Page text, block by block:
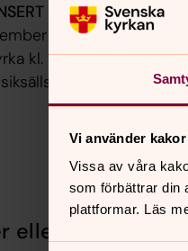
Vi använder kakor
Vissa av våra
som förbättrar din
plattformar. Läs
kl. 17.00
utdelning av
eller frågor på